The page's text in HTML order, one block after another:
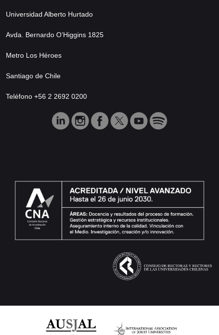
Universidad Alberto Hurtado
Avda. Bernardo O’Higgins 1825
Metro Los Héroes
Santiago de Chile
Teléfono +56 2 2692 0200